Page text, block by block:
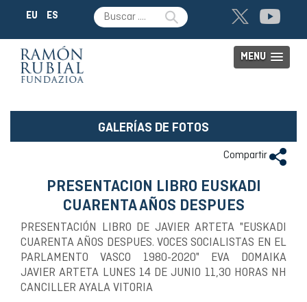
EU ES
MENU
GALERÍAS DE FOTOS
Compartir
PRESENTACION LIBRO EUSKADI
CUARENTA AÑOS DESPUES
PRESENTACIÓN LIBRO DE JAVIER ARTETA "EUSKADI
CUARENTA AÑOS DESPUES. VOCES SOCIALISTAS EN EL
PARLAMENTO VASCO 1980-2020" EVA DOMAIKA
JAVIER ARTETA LUNES 14 DE JUNIO 11,30 HORAS NH
CANCILLER AYALA VITORIA